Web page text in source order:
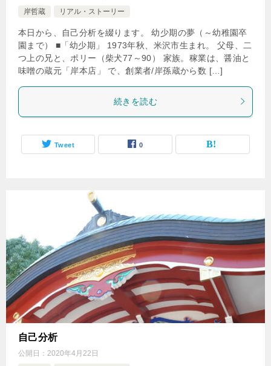
岸哲蔵
リアル・ストーリー
本日から、自己分析を綴ります。 幼少期の夢（～幼稚園卒
園まで） ■「幼少期」 1973年秋、米沢市生まれ。 父母、二
つ上の兄と、ポリー（柴犬77～90） 家族。稼業は、醤油と
味噌の蔵元「岸本店」 で、創業者/岸孫蔵から数 […]
続きを読む
Tweet 0
自己分析
公開日： 2020年4月22日